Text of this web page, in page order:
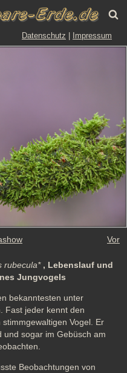
Datenschutz Impressum
Vor
rubecula*, Lebenslauf und
Jungvogels
bekanntesten unter
Fast jeder kennt den
Vogel. Er
und sogar im Gebüsch am
Beobachtungen von